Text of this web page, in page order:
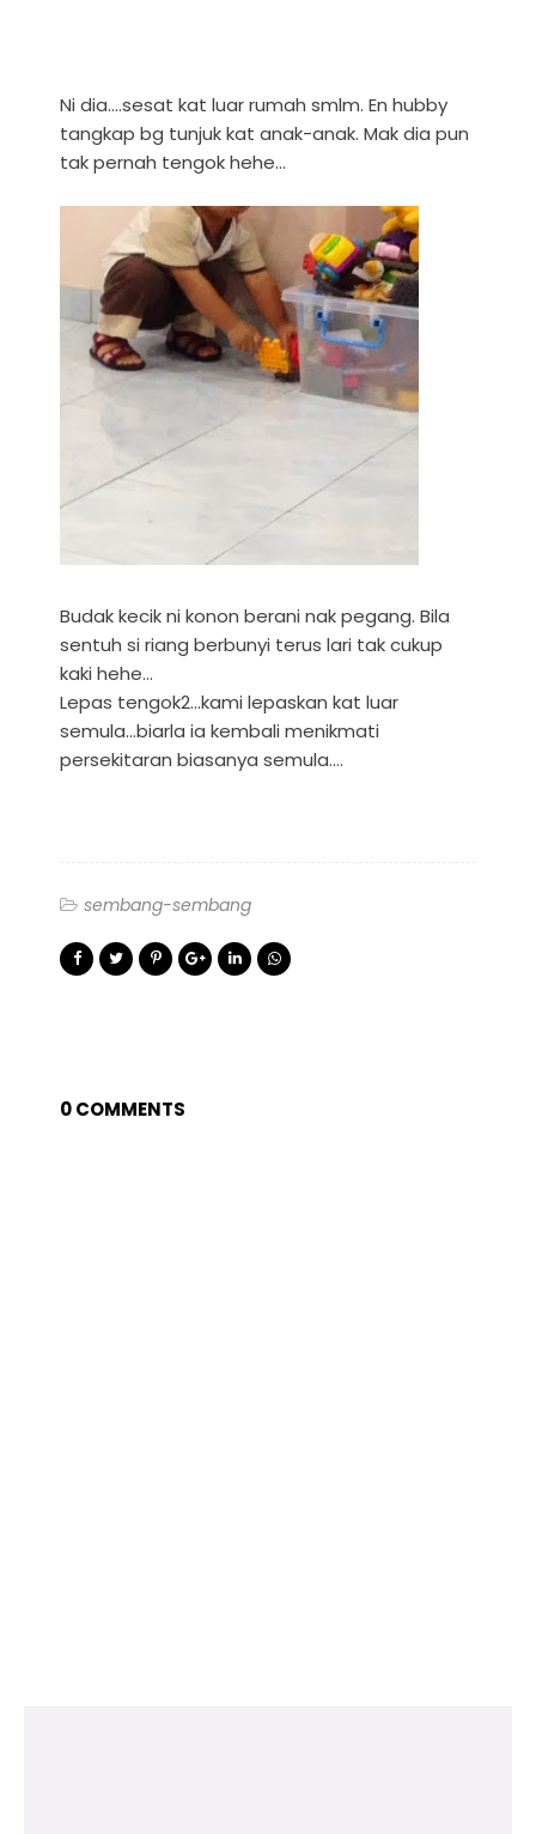
Ni dia....sesat kat luar rumah smlm. En hubby
tangkap bg tunjuk kat anak-anak. Mak dia pun
tak pernah tengok hehe...
Budak kecik ni konon berani nak pegang. Bila
sentuh si riang berbunyi terus lari tak cukup
kaki hehe...
Lepas tengok2...kami lepaskan kat luar
semula...biarla ia kembali menikmati
persekitaran biasanya semula....
sembang-sembang
0 COMMENTS